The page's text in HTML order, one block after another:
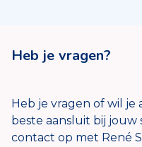
Heb je vragen?
Heb je vragen of wil je
beste aansluit bij jouw
contact op met René